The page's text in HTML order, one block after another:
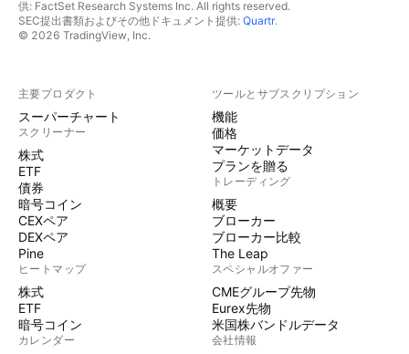
供: FactSet Research Systems Inc. All rights reserved.
SEC提出書類およびその他ドキュメント提供: Quartr.
© 2026 TradingView, Inc.
主要プロダクト
スーパーチャート
スクリーナー
株式
ETF
債券
暗号コイン
CEXペア
DEXペア
Pine
ヒートマップ
株式
ETF
暗号コイン
カレンダー
ツールとサブスクリプション
機能
価格
マーケットデータ
プランを贈る
トレーディング
概要
ブローカー
ブローカー比較
The Leap
スペシャルオファー
CMEグループ先物
Eurex先物
米国株バンドルデータ
会社情報